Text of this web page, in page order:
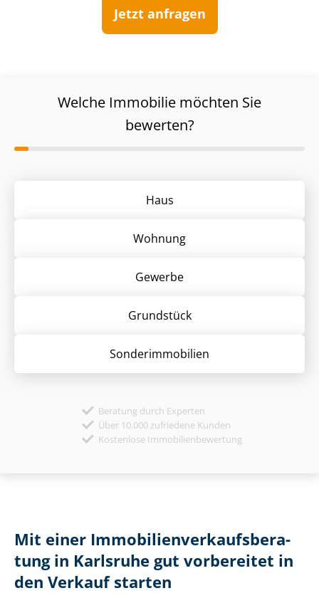
Jetzt anfragen
Welche Immobilie möchten Sie
bewerten?
Haus
Wohnung
Gewerbe
Grund­stück
Sonder­immobilien
Beratung durch Experten
Über 10.000 zufriedene Kunden
Kostenlose Immobilienbewertung
Mit einer Im­mo­bi­li­en­ver­kaufs­be­ra­
tung in Karlsruhe gut vorbereitet in
den Verkauf starten